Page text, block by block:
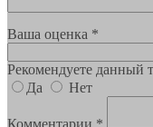
Ваша оценка *
Рекомендуете данный
Да
Нет
Комментарии *